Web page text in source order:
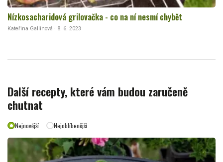
Nízkosacharidová grilovačka - co na ní nesmí chybět
Kateřina Gallinová · 8. 6. 2023
Další recepty, které vám budou zaručeně
chutnat
Nejnovější Nejoblíbenější